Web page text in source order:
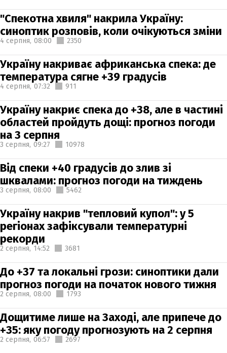
"Спекотна хвиля" накрила Україну:
синоптик розповів, коли очікуються зміни
4 серпня, 08:00 2350
Україну накриває африканська спека: де
температура сягне +39 градусів
4 серпня, 07:32 911
Україну накриє спека до +38, але в частині
областей пройдуть дощі: прогноз погоди
на 3 серпня
3 серпня, 09:27 10978
Від спеки +40 градусів до злив зі
шквалами: прогноз погоди на тиждень
3 серпня, 08:00 5462
Україну накрив "тепловий купол": у 5
регіонах зафіксували температурні
рекорди
2 серпня, 14:52 3681
До +37 та локальні грози: синоптики дали
прогноз погоди на початок нового тижня
2 серпня, 08:00 1793
Дощитиме лише на Заході, але припече до
+35: яку погоду прогнозують на 2 серпня
2 серпня, 06:57 2697